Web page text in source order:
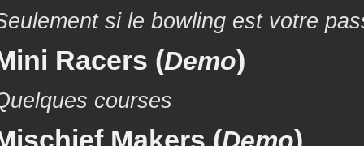
si le bowling est votre
Racers (Demo)
courses
Makers ( )